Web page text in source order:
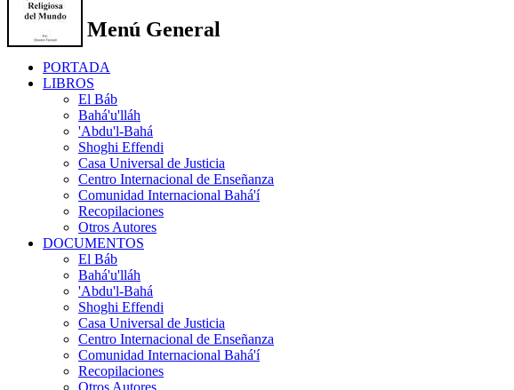
Menú General
PORTADA
LIBROS
El Báb
Bahá'u'lláh
'Abdu'l-Bahá
Shoghi Effendi
Casa Universal de Justicia
Centro Internacional de Enseñanza
Comunidad Internacional Bahá'í
Recopilaciones
Otros Autores
DOCUMENTOS
El Báb
Bahá'u'lláh
'Abdu'l-Bahá
Shoghi Effendi
Casa Universal de Justicia
Centro Internacional de Enseñanza
Comunidad Internacional Bahá'í
Recopilaciones
Otros Autores